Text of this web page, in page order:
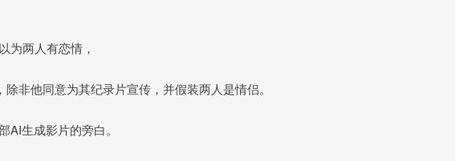
为两人有恋情，
非他同意为其纪录片宣传，并假装两人是情侣。
AI生成影片的旁白。